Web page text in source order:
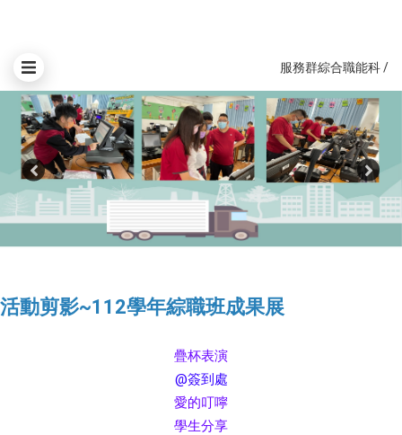
服務群綜合職能科/
活動剪影~112學年綜職班成果展
疊杯表演
@簽到處
愛的叮嚀
學生分享